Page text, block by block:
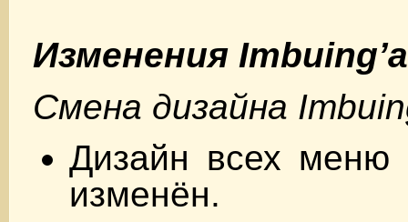
Изменения Imbuing’a
Смена дизайна
Дизайн всех меню
изменён.